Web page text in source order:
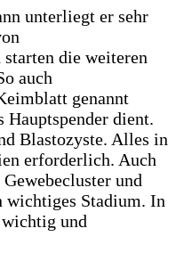
unterliegt er sehr
die weiteren
auch
genannt
dient.
Blastozyste. Alles in
erforderlich. Auch
und
Stadium. In
und